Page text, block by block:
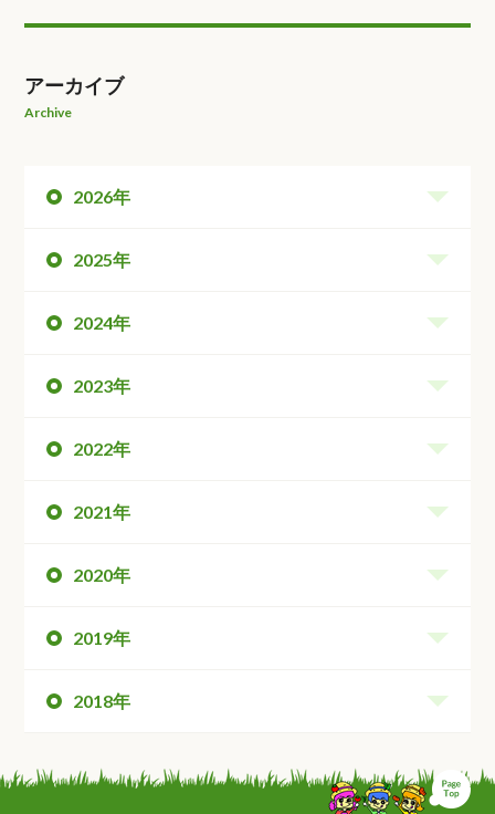
アーカイブ
Archive
2026年
2025年
2024年
2023年
2022年
2021年
2020年
2019年
2018年
ペ